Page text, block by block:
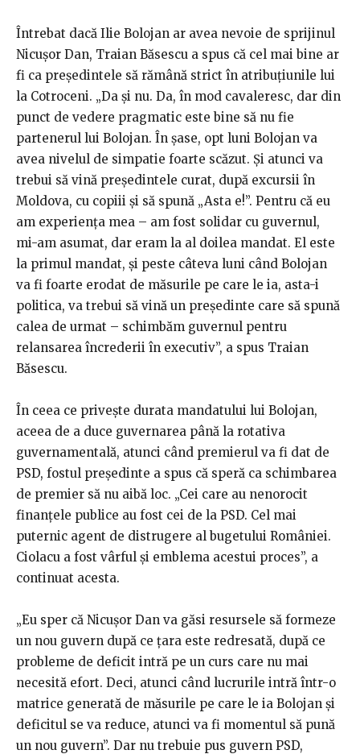
Întrebat dacă Ilie Bolojan ar avea nevoie de sprijinul
Nicușor Dan, Traian Băsescu a spus că cel mai bine ar
fi ca președintele să rămână strict în atribuțiunile lui
la Cotroceni. „Da şi nu. Da, în mod cavaleresc, dar din
punct de vedere pragmatic este bine să nu fie
partenerul lui Bolojan. În şase, opt luni Bolojan va
avea nivelul de simpatie foarte scăzut. Şi atunci va
trebui să vină preşedintele curat, după excursii în
Moldova, cu copiii şi să spună „Asta e!”. Pentru că eu
am experiența mea – am fost solidar cu guvernul,
mi-am asumat, dar eram la al doilea mandat. El este
la primul mandat, și peste câteva luni când Bolojan
va fi foarte erodat de măsurile pe care le ia, asta-i
politica, va trebui să vină un președinte care să spună
calea de urmat – schimbăm guvernul pentru
relansarea încrederii în executiv”, a spus Traian
Băsescu.
În ceea ce privește durata mandatului lui Bolojan,
aceea de a duce guvernarea până la rotativa
guvernamentală, atunci când premierul va fi dat de
PSD, fostul președinte a spus că speră ca schimbarea
de premier să nu aibă loc. „Cei care au nenorocit
finanțele publice au fost cei de la PSD. Cel mai
puternic agent de distrugere al bugetului României.
Ciolacu a fost vârful și emblema acestui proces”, a
continuat acesta.
„Eu sper că Nicușor Dan va găsi resursele să formeze
un nou guvern după ce țara este redresată, după ce
probleme de deficit intră pe un curs care nu mai
necesită efort. Deci, atunci când lucrurile intră într-o
matrice generată de măsurile pe care le ia Bolojan și
deficitul se va reduce, atunci va fi momentul să pună
un nou guvern”. Dar nu trebuie pus guvern PSD,